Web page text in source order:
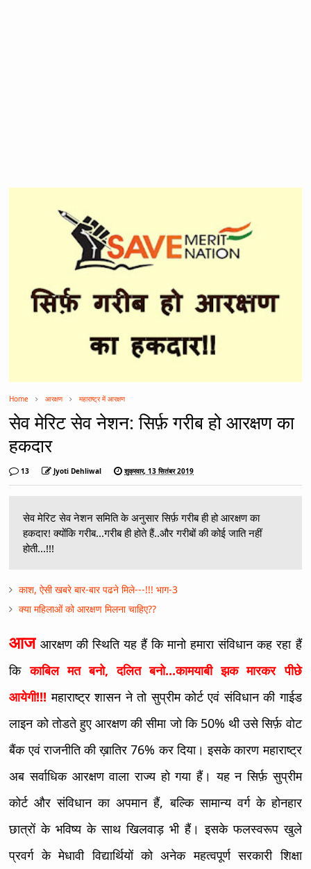
Home आरक्षण महाराष्ट्र में आरक्षण
सेव मेरिट सेव नेशन: सिर्फ़ गरीब हो आरक्षण का
हकदार
13 Jyoti Dehliwal शुक्रवार, 13 सितंबर 2019
सेव मेरिट सेव नेशन समिति के अनुसार सिर्फ़ गरीब ही हो आरक्षण का
हकदार! क्योंकि गरीब...गरीब ही होते हैं..और गरीबों की कोई जाति नहीं
होती...!!!
काश, ऐसी खबरे बार-बार पढने मिले---!!! भाग-3
क्या महिलाओं को आरक्षण मिलना चाहिए??
आजआरक्षण की स्थिति यह हैं कि मानो हमारा संविधान कह रहा हैं
किकाबिल मत बनो, दलित बनो...कामयाबी झक मारकर पीछे
आयेगी!!!महाराष्ट्र शासन ने तो सुप्रीम कोर्ट एवं संविधान की गाईड
लाइन को तोडते हुए आरक्षण की सीमा जो कि 50% थी उसे सिर्फ़ वोट
बैंक एवं राजनीति की ख़ातिर 76% कर दिया। इसके कारण महाराष्ट्र
अब सर्वाधिक आरक्षण वाला राज्य हो गया हैं। यह न सिर्फ़ सुप्रीम
कोर्ट और संविधान का अपमान हैं, बल्कि सामान्य वर्ग के होनहार
छात्रों के भविष्य के साथ खिलवाड़ भी हैं। इसके फलस्वरूप खुले
प्रवर्ग के मेधावी विद्यार्थियों को अनेक महत्वपूर्ण सरकारी शिक्षा